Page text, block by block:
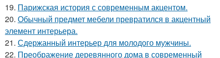
19. Парижская история с современным акцентом.
20. Обычный предмет мебели превратился в акцентный
элемент интерьера.
21. Сдержанный интерьер для молодого мужчины.
22. Преображение деревянного дома в современный